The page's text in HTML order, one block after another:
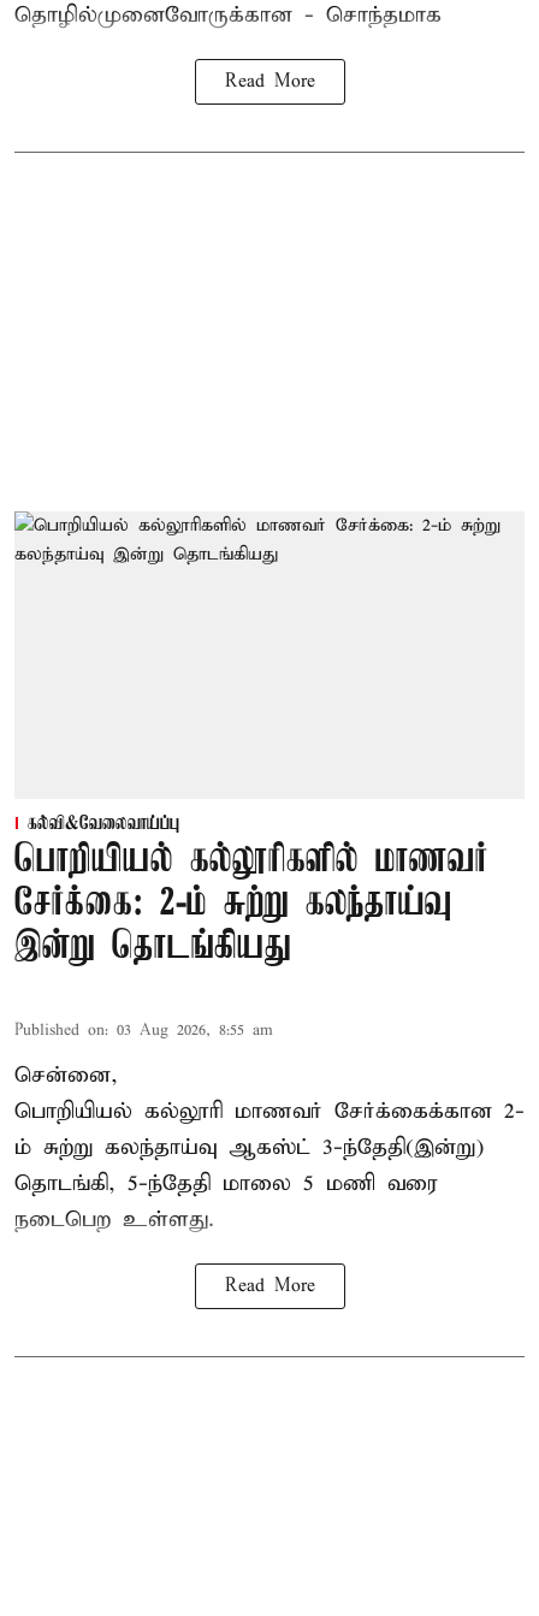
தொழில்முனைவோருக்கான - சொந்தமாக
Read More
கல்வி&வேலைவாய்ப்பு
பொறியியல் கல்லூரிகளில் மாணவர்
சேர்க்கை: 2-ம் சுற்று கலந்தாய்வு
இன்று தொடங்கியது
Published on: 03 Aug 2026, 8:55 am
சென்னை,
பொறியியல் கல்லூரி மாணவர் சேர்க்கைக்கான 2-
ம் சுற்று கலந்தாய்வு ஆகஸ்ட் 3-ந்தேதி(இன்று)
தொடங்கி, 5-ந்தேதி மாலை 5 மணி வரை
நடைபெற உள்ளது.
Read More